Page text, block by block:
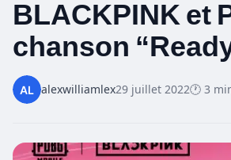
BLACKPINK et
chanson
alexwilliamlex29 juillet 2022🕐 3